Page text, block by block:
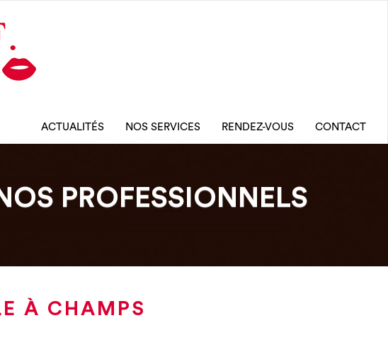
ACTUALITÉS NOS SERVICES RENDEZ-VOUS CONTACT
PROFESSIONNELS
À CHAMPS